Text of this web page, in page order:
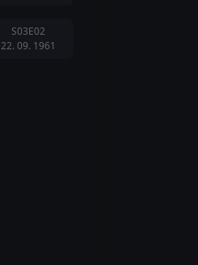
S03E02
22. 09. 1961